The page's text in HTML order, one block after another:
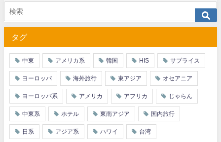
タグ
中東 アメリカ系 韓国 HIS サプライス
ヨーロッパ 海外旅行 東アジア オセアニア
ヨーロッパ系 アメリカ アフリカ じゃらん
中東系 ホテル 東南アジア 国内旅行
日系 アジア系 ハワイ 台湾